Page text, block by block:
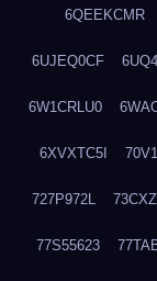
6QEEKCMR
6UJEQ0CF
6W1CRLU0
6XVXTC5I
727P972L
77S55623